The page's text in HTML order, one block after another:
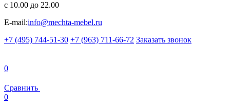
с 10.00 до 22.00
E-mail:info@mechta-mebel.ru
+7 (495) 744-51-30 +7 (963) 711-66-72 Заказать звонок
0
Сравнить
0